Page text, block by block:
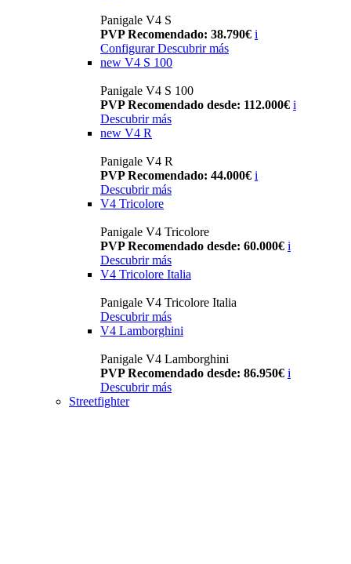
Panigale V4 S
PVP Recomendado: 38.790€ i
Configurar Descubrir más
new V4 S 100
Panigale V4 S 100
PVP Recomendado desde: 112.000€ i
Descubrir más
new V4 R
Panigale V4 R
PVP Recomendado: 44.000€ i
Descubrir más
V4 Tricolore
Panigale V4 Tricolore
PVP Recomendado desde: 60.000€ i
Descubrir más
V4 Tricolore Italia
Panigale V4 Tricolore Italia
Descubrir más
V4 Lamborghini
Panigale V4 Lamborghini
PVP Recomendado desde: 86.950€ i
Descubrir más
Streetfighter